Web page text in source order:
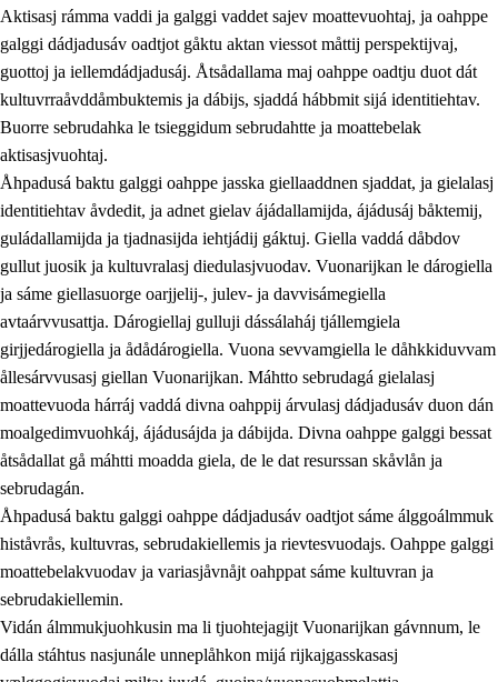
Aktisasj rámma vaddi ja galggi vaddet sajev moattevuohtaj, ja oahppe
galggi dádjadusáv oadtjot gåktu aktan viessot måttij perspektijvaj,
guottoj ja iellemdádjadusáj. Åtsådallama maj oahppe oadtju duot dát
kultuvrraåvddåmbuktemis ja dábijs, sjaddá hábbmit sijá identitiehtav.
Buorre sebrudahka le tsieggidum sebrudahtte ja moattebelak
aktisasjvuohtaj.
Åhpadusá baktu galggi oahppe jasska giellaaddnen sjaddat, ja gielalasj
identitiehtav åvdedit, ja adnet gielav ájádallamijda, ájádusáj båktemij,
guládallamijda ja tjadnasijda iehtjádij gáktuj. Giella vaddá dåbdov
gullut juosik ja kultuvralasj diedulasjvuodav. Vuonarijkan le dárogiella
ja sáme giellasuorge oarjjelij-, julev- ja davvisámegiella
avtaárvvusattja. Dárogiellaj gulluji dássálaháj tjállemgiela
girjjedárogiella ja ådådárogiella. Vuona sevvamgiella le dåhkkiduvvam
ållesárvvusasj giellan Vuonarijkan. Máhtto sebrudagá gielalasj
moattevuoda hárráj vaddá divna oahppij árvulasj dádjadusáv duon dán
moalgedimvuohkáj, ájádusájda ja dábijda. Divna oahppe galggi bessat
åtsådallat gå máhtti moadda giela, de le dat resurssan skåvlån ja
sebrudagán.
Åhpadusá baktu galggi oahppe dádjadusáv oadtjot sáme álggoálmmuk
histåvrås, kultuvras, sebrudakiellemis ja rievtesvuodajs. Oahppe galggi
moattebelakvuodav ja variasjåvnåjt oahppat sáme kultuvran ja
sebrudakiellemin.
Vidán álmmukjuohkusin ma li tjuohtejagijt Vuonarijkan gávnnum, le
dálla stáhtus nasjunále unneplåhkon mijá rijkajgasskasasj